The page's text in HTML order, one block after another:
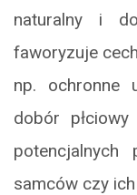
naturalny i
faworyzuje
np. ochronne
dobór
potencjalnych
samców czy